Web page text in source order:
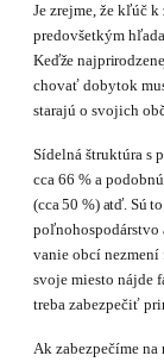
Je zrejme, že kľúč
predovšetkým
Keďže
chovať dobytok
starajú o svojich
Sídelná štruktúra s
cca 66 % a podobnú
(cca 50 %) atď. Sú
vanie obcí
svoje miesto nájde
treba zabezpečiť
Ak zabezpečíme